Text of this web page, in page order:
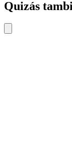
Quizás